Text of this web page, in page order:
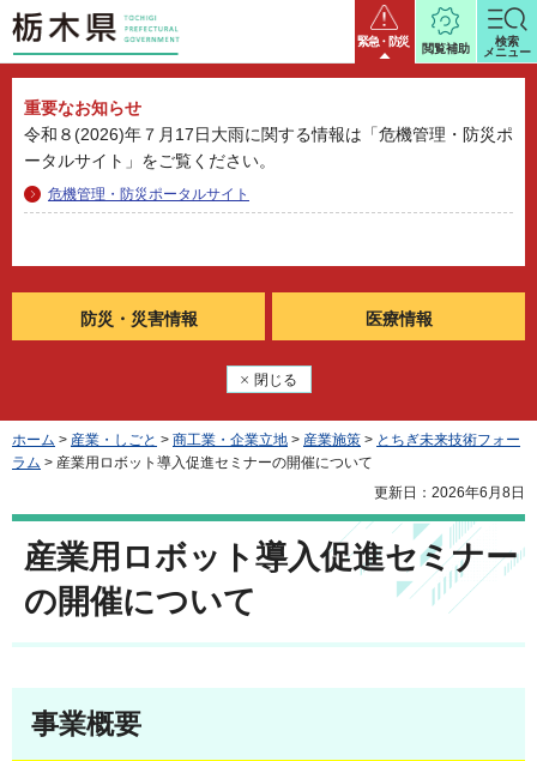
栃木県 緊急・防災
重要なお知らせ
令和８(2026)年７月17日大雨に関する情報は「危機管理・防災ポ
ータルサイト」をご覧ください。
危機管理・防災ポータルサイト
防災・ 災害情報 医療情報
閉じる
閲覧補助
検索
メニュー
ホーム > 産業・しごと > 商工業・企業立地 > 産業施策 > とちぎ未来技術フォー
ラム > 産業用ロボット導入促進セミナーの開催について
更新日：2026年6月8日
産業用ロボット導入促進セミナー
の開催について
事業概要